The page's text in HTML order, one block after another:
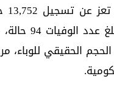
الحقيقي للوباء،